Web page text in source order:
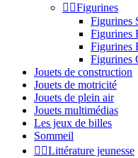
 Figurines
Figurines
Figurines
Figurines
Figurines
Jouets de construction
Jouets de motricité
Jouets de plein air
Jouets multimédias
Les jeux de billes
Sommeil
 Littérature jeunesse